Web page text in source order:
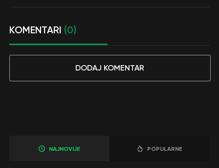
KOMENTARI (0)
DODAJ KOMENTAR
NAJNOVIJE POPULARNE